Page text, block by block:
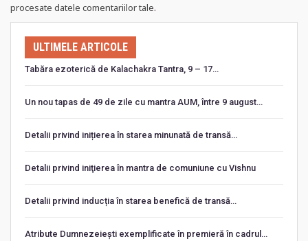
procesate datele comentariilor tale.
ULTIMELE ARTICOLE
Tabăra ezoterică de Kalachakra Tantra, 9 – 17…
Un nou tapas de 49 de zile cu mantra AUM, între 9 august…
Detalii privind inițierea în starea minunată de transă…
Detalii privind iniţierea în mantra de comuniune cu Vishnu
Detalii privind inducția în starea benefică de transă…
Atribute Dumnezeiești exemplificate în premieră în cadrul…